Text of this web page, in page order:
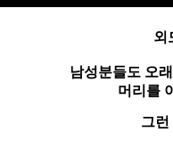
외
남성분들도 오
머리를
그런